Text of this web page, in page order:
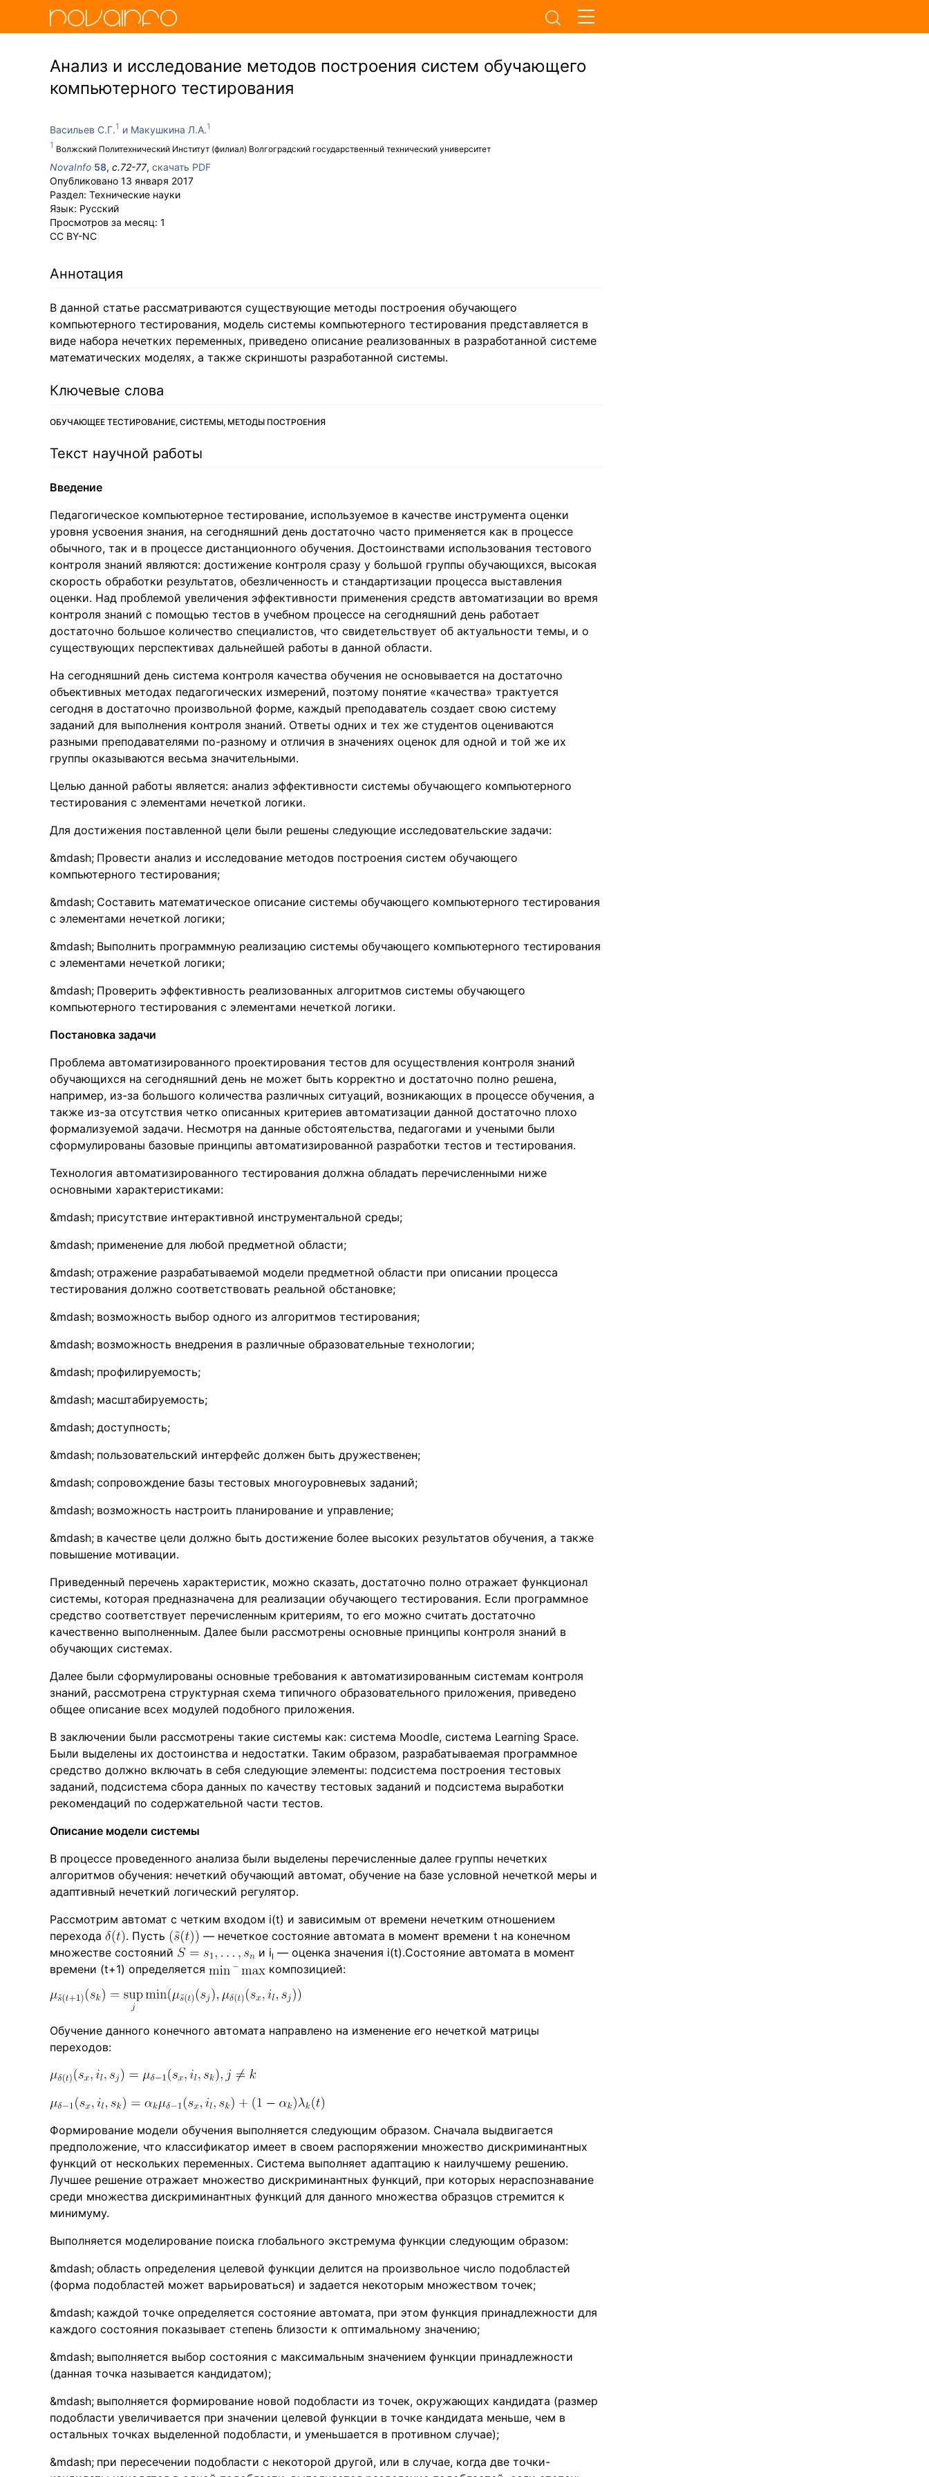
Анализ и исследование методов построения систем обучающего
компьютерного тестирования
Васильев С.Г.
Волжский Политехнический Институт (филиал) Волгоградский государственный технический университет
Макушкина Л.А.
NovaInfo 58, с.72-77, скачать PDF
Опубликовано 13 января 2017
Раздел: Технические науки
Язык: Русский
Просмотров за месяц: 1
CC BY-NC
Аннотация
В данной статье рассматриваются существующие методы построения обучающего
компьютерного тестирования, модель системы компьютерного тестирования представляется в
виде набора нечетких переменных, приведено описание реализованных в разработанной системе
математических моделях, а также скриншоты разработанной системы.
Ключевые слова
ОБУЧАЮЩЕЕ ТЕСТИРОВАНИЕ, СИСТЕМЫ, МЕТОДЫ ПОСТРОЕНИЯ
Текст научной работы
Введение
Педагогическое компьютерное тестирование, используемое в качестве инструмента оценки
уровня усвоения знания, на сегодняшний день достаточно часто применяется как в процессе
обычного, так и в процессе дистанционного обучения. Достоинствами использования тестового
контроля знаний являются: достижение контроля сразу у большой группы обучающихся, высокая
скорость обработки результатов, обезличенность и стандартизации процесса выставления
оценки. Над проблемой увеличения эффективности применения средств автоматизации во время
контроля знаний с помощью тестов в учебном процессе на сегодняшний день работает
достаточно большое количество специалистов, что свидетельствует об актуальности темы, и о
существующих перспективах дальнейшей работы в данной области.
На сегодняшний день система контроля качества обучения не основывается на достаточно
объективных методах педагогических измерений, поэтому понятие «качества» трактуется
сегодня в достаточно произвольной форме, каждый преподаватель создает свою систему
заданий для выполнения контроля знаний. Ответы одних и тех же студентов оцениваются
разными преподавателями по-разному и отличия в значениях оценок для одной и той же их
группы оказываются весьма значительными.
Целью данной работы является: анализ эффективности системы обучающего компьютерного
тестирования с элементами нечеткой логики.
Для достижения поставленной цели были решены следующие исследовательские задачи:
Провести анализ и исследование методов построения систем обучающего
компьютерного тестирования;
Составить математическое описание системы обучающего компьютерного тестирования
с элементами нечеткой логики;
Выполнить программную реализацию системы обучающего компьютерного тестирования
с элементами нечеткой логики;
Проверить эффективность реализованных алгоритмов системы обучающего
компьютерного тестирования с элементами нечеткой логики.
Постановка задачи
Проблема автоматизированного проектирования тестов для осуществления контроля знаний
обучающихся на сегодняшний день не может быть корректно и достаточно полно решена,
например, из-за большого количества различных ситуаций, возникающих в процессе обучения, а
также из-за отсутствия четко описанных критериев автоматизации данной достаточно плохо
формализуемой задачи. Несмотря на данные обстоятельства, педагогами и учеными были
сформулированы базовые принципы автоматизированной разработки тестов и тестирования.
Технология автоматизированного тестирования должна обладать перечисленными ниже
основными характеристиками:
присутствие интерактивной инструментальной среды;
применение для любой предметной области;
отражение разрабатываемой модели предметной области при описании процесса
тестирования должно соответствовать реальной обстановке;
возможность выбор одного из алгоритмов тестирования;
возможность внедрения в различные образовательные технологии;
профилируемость;
масштабируемость;
доступность;
пользовательский интерфейс должен быть дружественен;
сопровождение базы тестовых многоуровневых заданий;
возможность настроить планирование и управление;
в качестве цели должно быть достижение более высоких результатов обучения, а также
повышение мотивации.
Приведенный перечень характеристик, можно сказать, достаточно полно отражает функционал
системы, которая предназначена для реализации обучающего тестирования. Если программное
средство соответствует перечисленным критериям, то его можно считать достаточно
качественно выполненным. Далее были рассмотрены основные принципы контроля знаний в
обучающих системах.
Далее были сформулированы основные требования к автоматизированным системам контроля
знаний, рассмотрена структурная схема типичного образовательного приложения, приведено
общее описание всех модулей подобного приложения.
В заключении были рассмотрены такие системы как: система Moodle, система Learning Space.
Были выделены их достоинства и недостатки. Таким образом, разрабатываемая программное
средство должно включать в себя следующие элементы: подсистема построения тестовых
заданий, подсистема сбора данных по качеству тестовых заданий и подсистема выработки
рекомендаций по содержательной части тестов.
Описание модели системы
В процессе проведенного анализа были выделены перечисленные далее группы нечетких
алгоритмов обучения: нечеткий обучающий автомат, обучение на базе условной нечеткой меры и
адаптивный нечеткий логический регулятор.
Рассмотрим автомат с четким входом i(t) и зависимым от времени нечетким отношением
перехода
. Пусть
— нечеткое состояние автомата в момент времени t на конечном
множестве состояний
и il — оценка значения i(t).Состояние автомата в момент
времени (t+1) определяется
композицией:
Обучение данного конечного автомата направлено на изменение его нечеткой матрицы
переходов:
Формирование модели обучения выполняется следующим образом. Сначала выдвигается
предположение, что классификатор имеет в своем распоряжении множество дискриминантных
функций от нескольких переменных. Система выполняет адаптацию к наилучшему решению.
Лучшее решение отражает множество дискриминантных функций, при которых нераспознавание
среди множества дискриминантных функций для данного множества образцов стремится к
минимуму.
Выполняется моделирование поиска глобального экстремума функции следующим образом:
область определения целевой функции делится на произвольное число подобластей
(форма подобластей может варьироваться) и задается некоторым множеством точек;
каждой точке определяется состояние автомата, при этом функция принадлежности для
каждого состояния показывает степень близости к оптимальному значению;
выполняется выбор состояния с максимальным значением функции принадлежности
(данная точка называется кандидатом);
выполняется формирование новой подобласти из точек, окружающих кандидата (размер
подобласти увеличивается при значении целевой функции в точке кандидата меньше, чем в
остальных точках выделенной подобласти, и уменьшается в противном случае);
при пересечении подобласти с некоторой другой, или в случае, когда две точки-